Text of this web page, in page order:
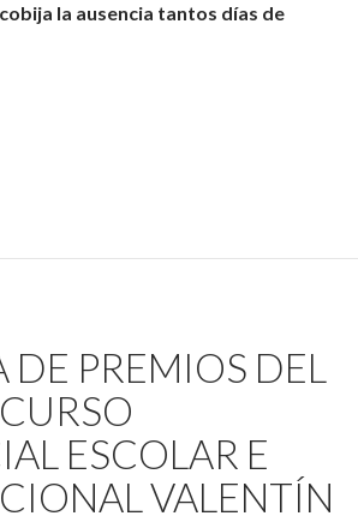
la ausencia tantos días de
DE PREMIOS DEL
ESCOLAR E
VALENTÍN